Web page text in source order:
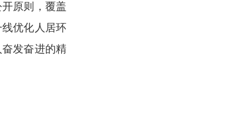
原则，覆盖
优化人居环
发奋进的精